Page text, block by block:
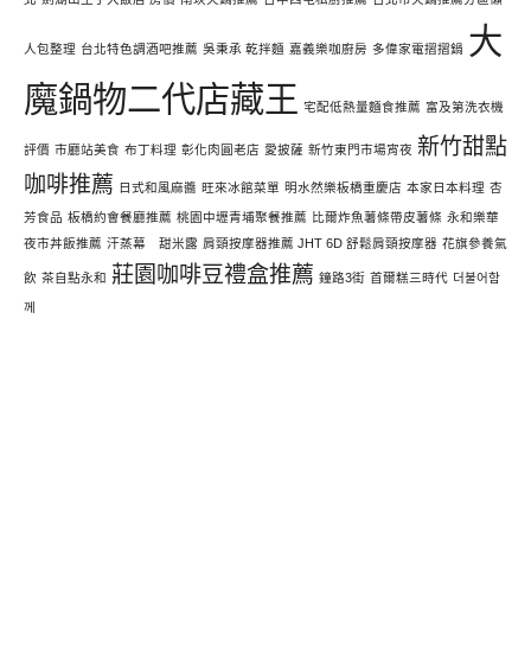
人包整理 台北特色調酒吧推薦 吳秉承 乾拌麵 嘉義樂咖廚房 多偉家電摺摺鍋 大
魔鍋物二代店藏王 宅配低熱量麵食推薦 富及第洗衣機
評價 市廳站美食 布丁料理 彰化肉圓老店 愛披薩 新竹東門市場宵夜 新竹甜點
咖啡推薦 日式和風麻醬 旺來冰館菜單 明水然樂板橋重慶店 本家日本料理 杏
芳食品 板橋約會餐廳推薦 桃園中壢青埔聚餐推薦 比爾炸魚薯條帶皮薯條 永和樂華
夜市丼飯推薦 汗蒸幕 甜米露 肩頸按摩器推薦 JHT 6D 舒鬆肩頸按摩器 花旗參養氣
飲 茶自點永和 莊園咖啡豆禮盒推薦 鐘路3街 首爾糕三時代 더불어함
께